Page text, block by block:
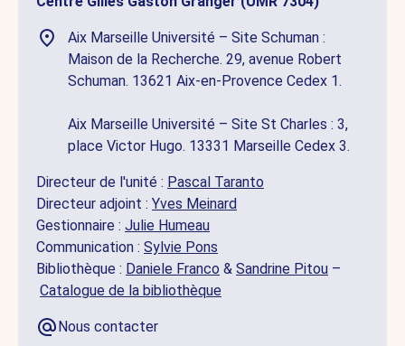
Aix Marseille Université – Site Schuman :
Maison de la Recherche. 29, avenue Robert
Schuman. 13621 Aix-en-Provence Cedex 1.
Aix Marseille Université – Site St Charles : 3,
place Victor Hugo. 13331 Marseille Cedex 3.
Directeur de l'unité : Pascal Taranto
Directeur adjoint : Yves Meinard
Gestionnaire : Julie Humeau
Communication : Sylvie Pons
Bibliothèque : Daniele Franco & Sandrine Pitou –
Catalogue de la bibliothèque
Nous contacter